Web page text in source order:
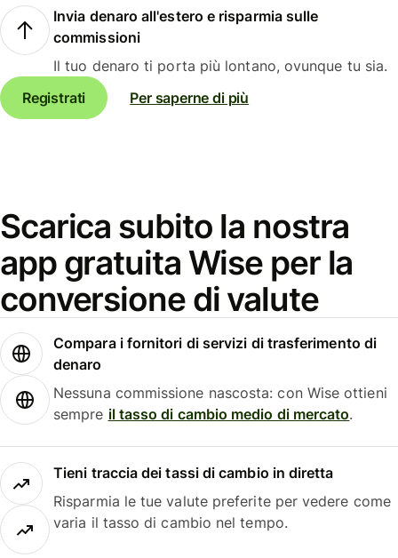
Invia denaro all'estero e risparmia sulle
commissioni
Il tuo denaro ti porta più lontano, ovunque tu sia.
Registrati
Per saperne di più
Scarica subito la nostra
app gratuita Wise per la
conversione di valute
Compara i fornitori di servizi di trasferimento di
denaro
Nessuna commissione nascosta: con Wise ottieni
sempre il tasso di cambio medio di mercato.
Tieni traccia dei tassi di cambio in diretta
Risparmia le tue valute preferite per vedere come
varia il tasso di cambio nel tempo.